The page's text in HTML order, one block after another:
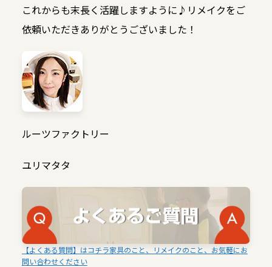
これからも末長く活躍しますように♪リメイクをご
依頼いただきありがとうございました！
ルーツファクトリー
ユリマタタ
【よくある質問】はコチラ家具のこと、リメイクのこと、お気軽にお
問い合わせください